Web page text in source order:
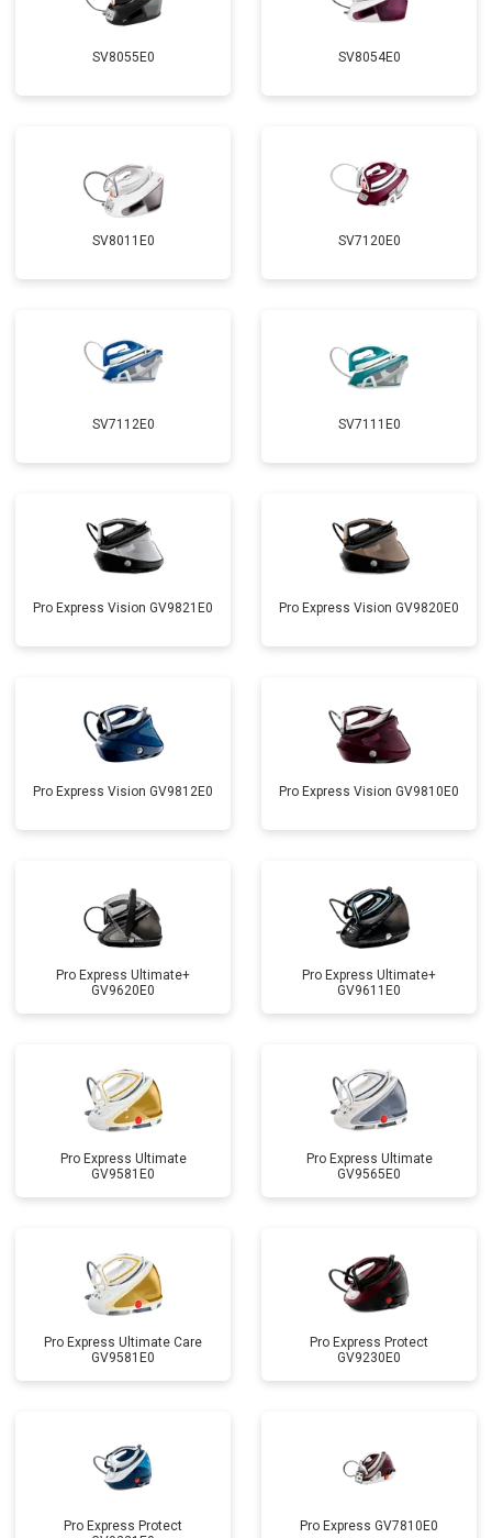
SV8055E0 SV8054E0
SV8011E0 SV7120E0
SV7112E0 SV7111E0
Pro Express Vision GV9821E0 Pro Express Vision GV9820E0
Pro Express Vision GV9812E0 Pro Express Vision GV9810E0
Pro Express Ultimate+
GV9620E0
Pro Express Ultimate+
GV9611E0
Pro Express Ultimate
GV9581E0
Pro Express Ultimate
GV9565E0
Pro Express Ultimate Care
GV9581E0
Pro Express Protect
GV9230E0
Pro Express Protect
Pro Express GV7810E0